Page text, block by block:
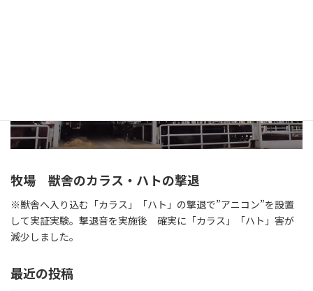
牧場 獣舎のカラス・ハトの撃退
※獣舎へ入り込む「カラス」「ハト」の撃退で”アニコン”を設置
して実証実験。撃退音を実施後 確実に「カラス」「ハト」害が
減少しました。
最近の投稿